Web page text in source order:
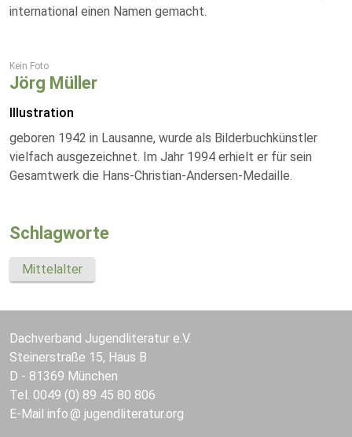
international einen Namen gemacht.
Kein Foto
Jörg Müller
Illustration
geboren 1942 in Lausanne, wurde als Bilderbuchkünstler
vielfach ausgezeichnet. Im Jahr 1994 erhielt er für sein
Gesamtwerk die Hans-Christian-Andersen-Medaille.
Schlagworte
Mittelalter
Dachverband Jugendliteratur e.V.
Steinerstraße 15, Haus B
D - 81369 München
Tel. 0049 (0) 89 45 80 806
E-Mail info jugendliteratur.org